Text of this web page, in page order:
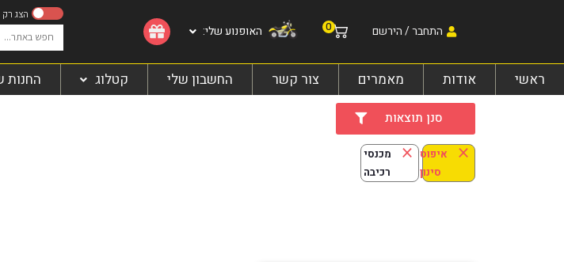
התחבר / הירשם 0 האופנוע שלי:
ראשי אודות מאמרים צור קשר החשבון שלי קטלוג החנות
סנן תוצאות
איפוס
סינון
×
מכנסי
רכיבה
×